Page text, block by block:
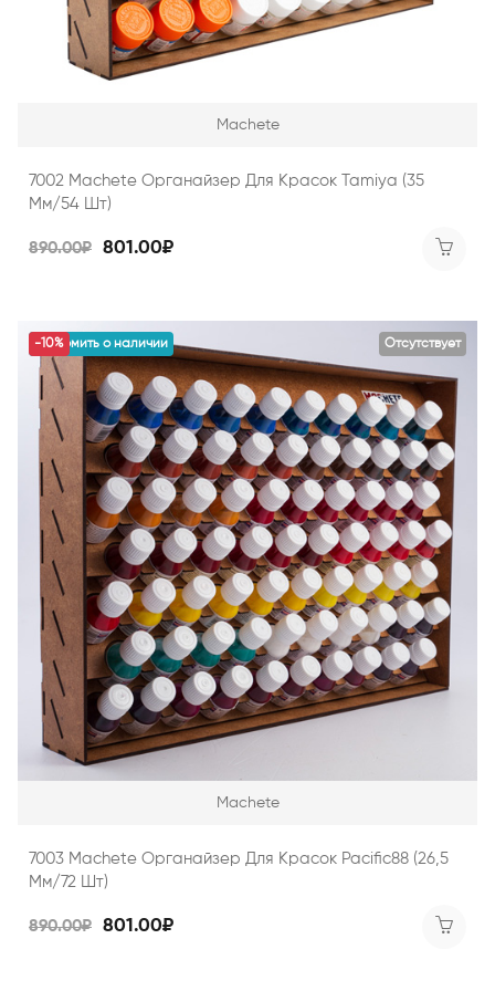
Machete
7002 Machete Органайзер Для Красок Tamiya (35
Мм/54 Шт)
890.00₽ 801.00₽
Отсутствует
уведомить о наличии
-10%
Machete
7003 Machete Органайзер Для Красок Pacific88 (26,5
Мм/72 Шт)
890.00₽ 801.00₽